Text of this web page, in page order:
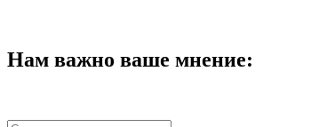
Нам важно ваше мнение: